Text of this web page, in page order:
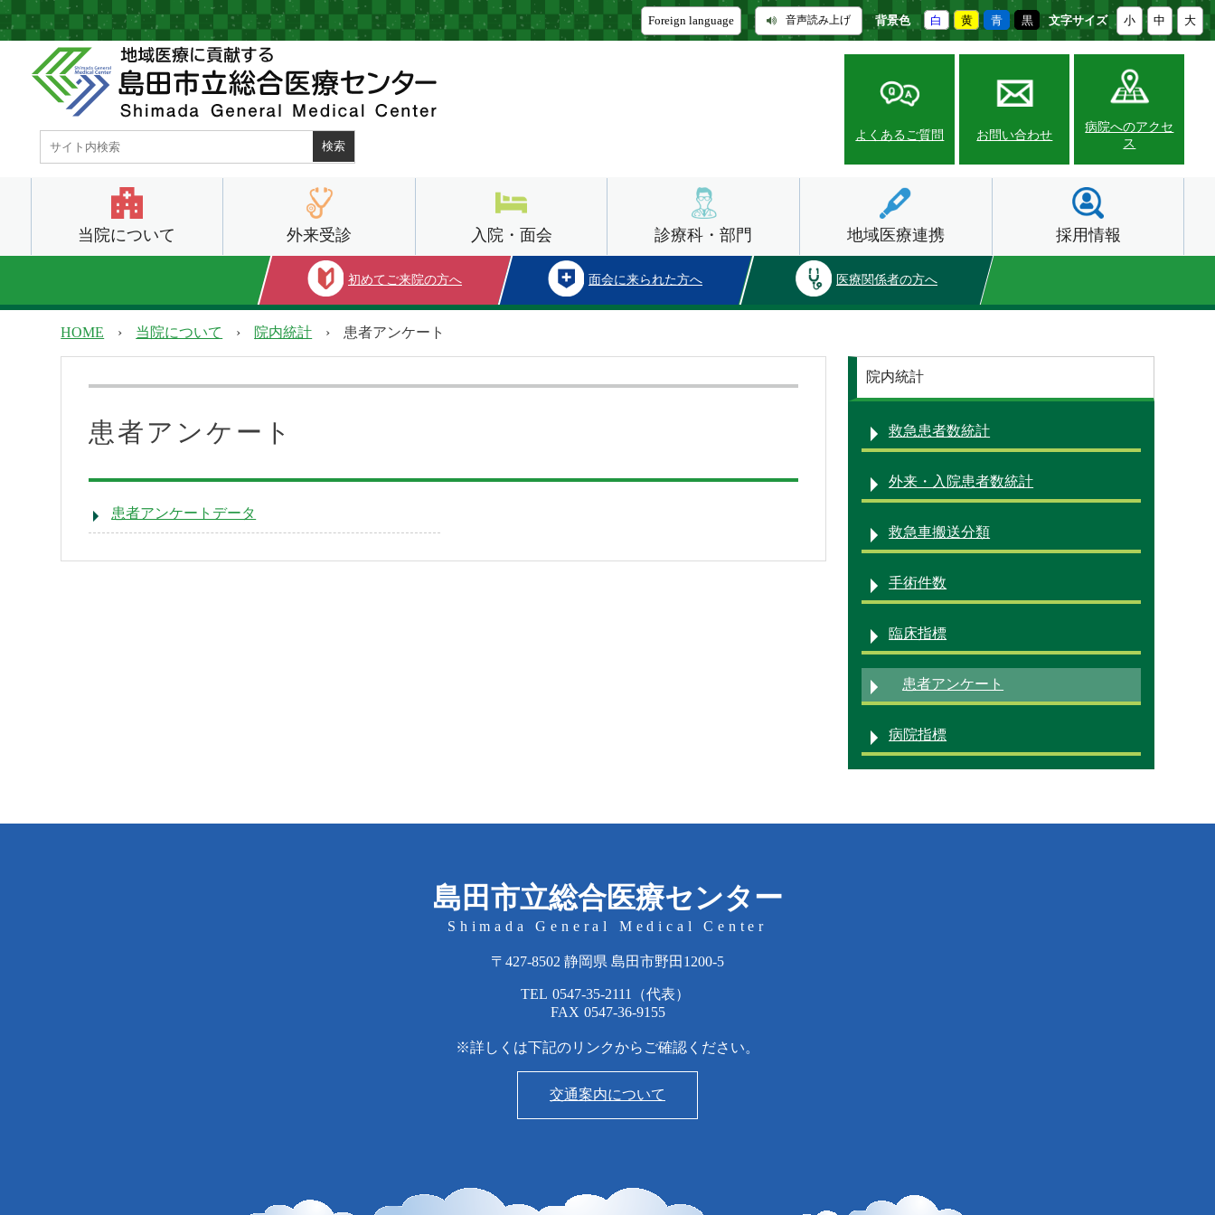
Foreign language 音声読み上げ 背景色 白 黄 青 黒 文字サイズ 小 中 大
よくあるご質問 お問い合わせ
病院へのアクセ
ス
当院について 外来受診 入院・面会 診療科・部門 地域医療連携 採用情報
初めてご来院の方へ 面会に来られた方へ 医療関係者の方へ
外来受診
診療科・部門
地域医療連携 採用情報
HOME › 当院について › 院内統計 › 患者アンケート
患者アンケート
患者アンケートデータ
院内統計
救急患者数統計
外来・入院患者数統計
救急車搬送分類
手術件数
臨床指標
患者アンケート
病院指標
島田市立総合医療センター
Shimada General Medical Center
〒427-8502 静岡県 島田市野田1200-5
TEL 0547-35-2111 （代表）
FAX 0547-36-9155
※詳しくは下記のリンクからご確認ください。
交通案内について